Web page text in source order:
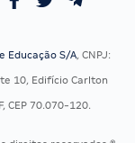
Educação S/A, CNPJ:
10, Edifício Carlton
CEP 70.070-120.